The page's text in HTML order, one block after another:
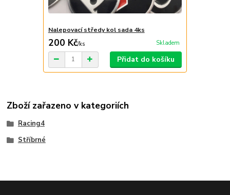
Nalepovací středy kol sada 4ks
200 Kč/ks Skladem
Přidat do košíku
Zboží zařazeno v kategoriích
Racing4
Stříbrné